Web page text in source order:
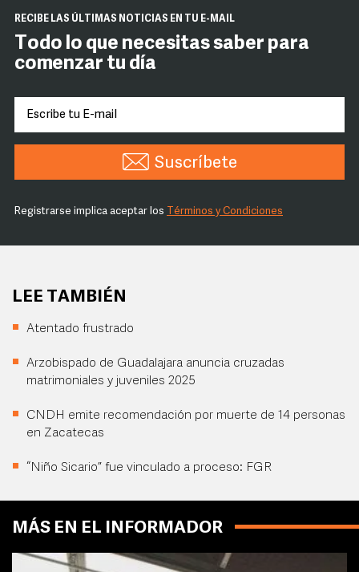
RECIBE LAS ÚLTIMAS NOTICIAS EN TU E-MAIL
Todo lo que necesitas saber para
comenzar tu día
Suscríbete
Registrarse implica aceptar los Términos y Condiciones
LEE TAMBIÉN
Atentado frustrado
Arzobispado de Guadalajara anuncia cruzadas
matrimoniales y juveniles 2025
CNDH emite recomendación por muerte de 14 personas
en Zacatecas
“Niño Sicario” fue vinculado a proceso: FGR
MÁS EN EL INFORMADOR